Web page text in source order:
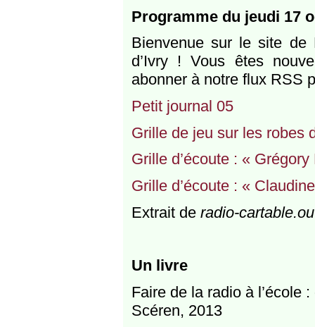
Programme du jeudi 17
Bienvenue sur le site de
d’Ivry ! Vous êtes
abonner à notre flux RSS
Petit journal 05
Grille de jeu sur les robes
Grille d’écoute : «
Grille d’écoute : «
Extrait de radio-
Un livre
Faire de la radio à l’école
Scéren, 2013